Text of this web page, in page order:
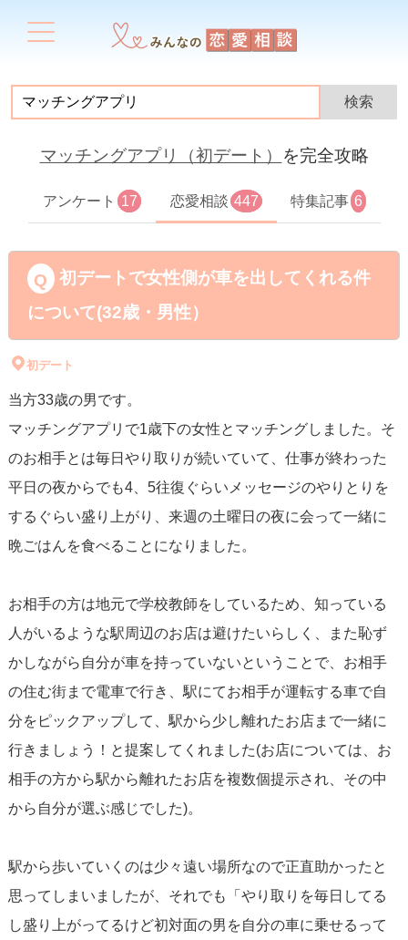
マッチングアプリ（初デート） を完全攻略
アンケート 17 恋愛相談 447 特集記事 6
初デートで女性側が車を出してくれる件
について(32歳・男性）
初デート
当方33歳の男です。
マッチングアプリで1歳下の女性とマッチングしました。そ
のお相手とは毎日やり取りが続いていて、仕事が終わった
平日の夜からでも4、5往復ぐらいメッセージのやりとりを
するぐらい盛り上がり、来週の土曜日の夜に会って一緒に
晩ごはんを食べることになりました。
お相手の方は地元で学校教師をしているため、知っている
人がいるような駅周辺のお店は避けたいらしく、また恥ず
かしながら自分が車を持っていないということで、お相手
の住む街まで電車で行き、駅にてお相手が運転する車で自
分をピックアップして、駅から少し離れたお店まで一緒に
行きましょう！と提案してくれました(お店については、お
相手の方から駅から離れたお店を複数個提示され、その中
から自分が選ぶ感じでした)。
駅から歩いていくのは少々遠い場所なので正直助かったと
思ってしまいましたが、それでも「やり取りを毎日してる
し盛り上がってるけど初対面の男を自分の車に乗せるって